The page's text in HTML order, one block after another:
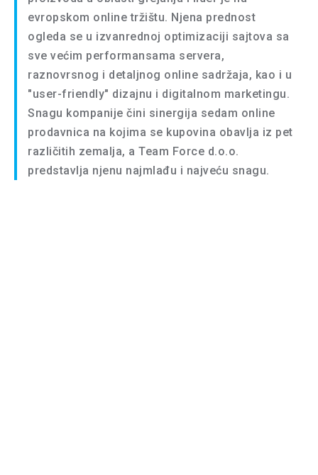
evropskom online tržištu. Njena prednost
ogleda se u izvanrednoj optimizaciji sajtova sa
sve većim performansama servera,
raznovrsnog i detaljnog online sadržaja, kao i u
"user-friendly" dizajnu i digitalnom marketingu.
Snagu kompanije čini sinergija sedam online
prodavnica na kojima se kupovina obavlja iz pet
različitih zemalja, a Team Force d.o.o.
predstavlja njenu najmlađu i najveću snagu.